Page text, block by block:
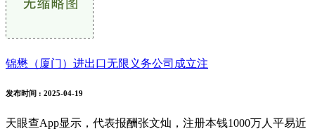
锦懋（厦门）进出口无限义务公司成立注
发布时间 : 2025-04-19
天眼查App显示，代表报酬张文灿，注册本钱1000万人平易近